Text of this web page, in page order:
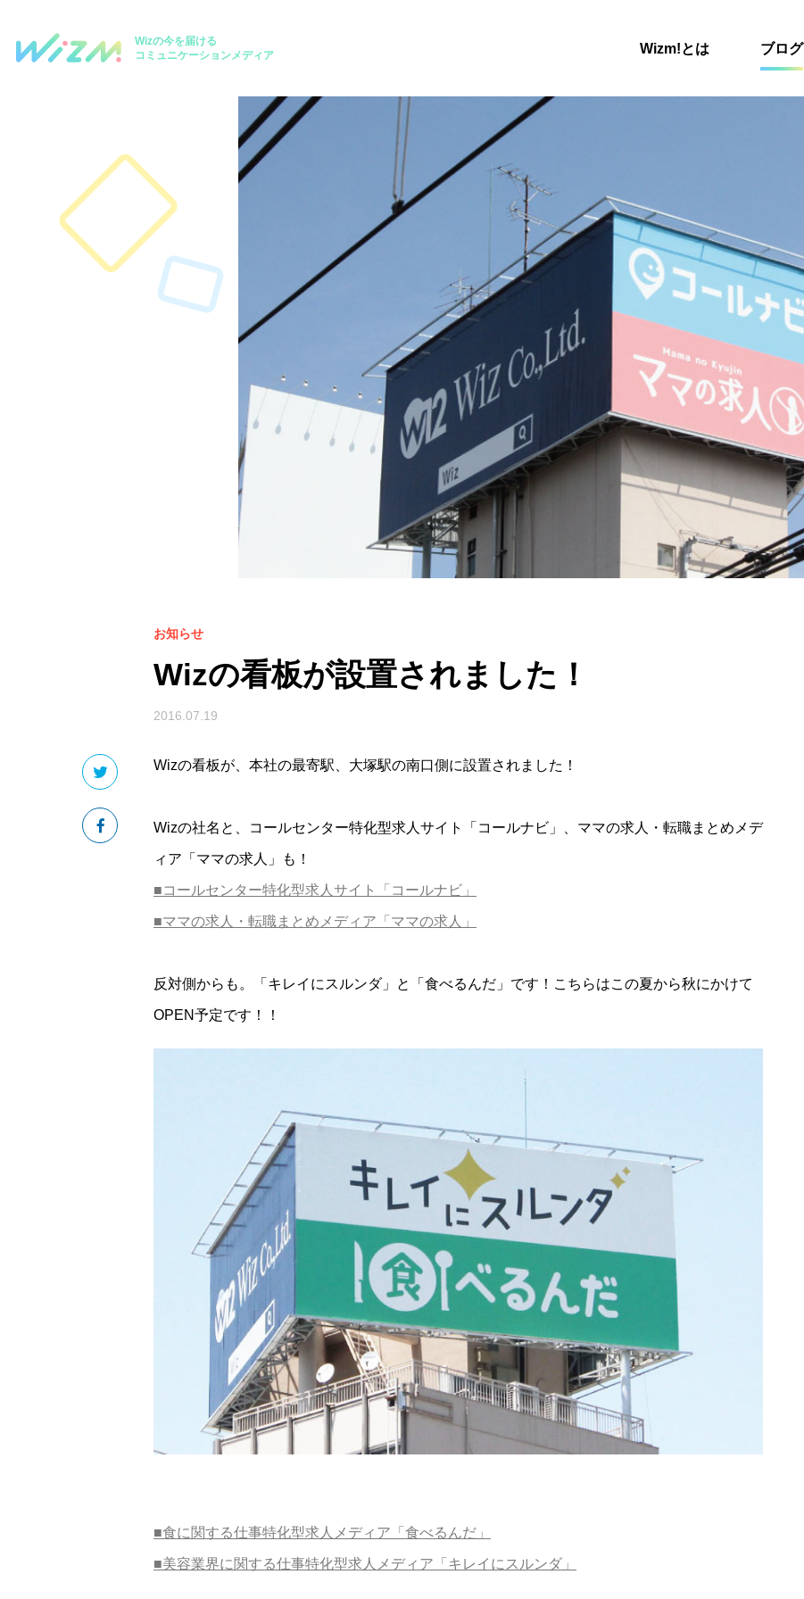
Wizの今を届ける
コミュニケーションメディア
Wizm!とは ブログ
お知らせ
Wizの看板が設置されました！
2016.07.19
Wizの看板が、本社の最寄駅、大塚駅の南口側に設置されました！
Wizの社名と、コールセンター特化型求人サイト「コールナビ」、ママの求人・転職まとめメデ
ィア「ママの求人」も！
■コールセンター特化型求人サイト「コールナビ」
■ママの求人・転職まとめメディア「ママの求人」
反対側からも。「キレイにスルンダ」と「食べるんだ」です！こちらはこの夏から秋にかけて
OPEN予定です！！
■食に関する仕事特化型求人メディア「食べるんだ」
■美容業界に関する仕事特化型求人メディア「キレイにスルンダ」